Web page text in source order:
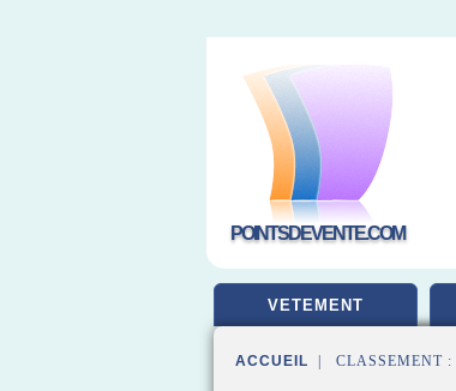
POINTSDEVENTE.COM
VETEMENT
ACCUEIL | CLASSEMENT :